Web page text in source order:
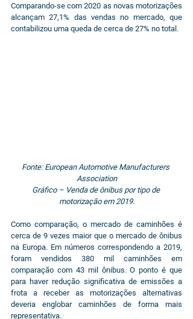
Comparando-se com 2020 as novas motorizações
alcançam 27,1% das vendas no mercado, que
contabilizou uma queda de cerca de 27% no total.
Fonte: European Automotive Manufacturers
Association
Gráfico – Venda de ônibus por tipo de
motorização em 2019.
Como comparação, o mercado de caminhões é
cerca de 9 vezes maior que o mercado de ônibus
na Europa. Em números correspondendo a 2019,
foram vendidos 380 mil caminhões em
comparação com 43 mil ônibus. O ponto é que
para haver redução significativa de emissões a
frota a receber as motorizações alternativas
deveria englobar caminhões de forma mais
representativa.